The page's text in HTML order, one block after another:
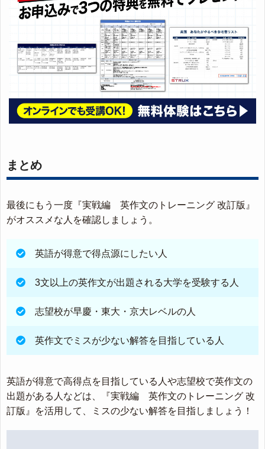
まとめ
最後にもう一度『実戦編 英作文のトレーニング 改訂版』
がオススメな人を確認しましょう。
英語が得意で得点源にしたい人
3文以上の英作文が出題される大学を受験する人
志望校が早慶・東大・京大レベルの人
英作文でミスが少ない解答を目指している人
英語が得意で高得点を目指している人や志望校で英作文の
出題がある人などは、『実戦編 英作文のトレーニング 改
訂版』を活用して、ミスの少ない解答を目指しましょう！